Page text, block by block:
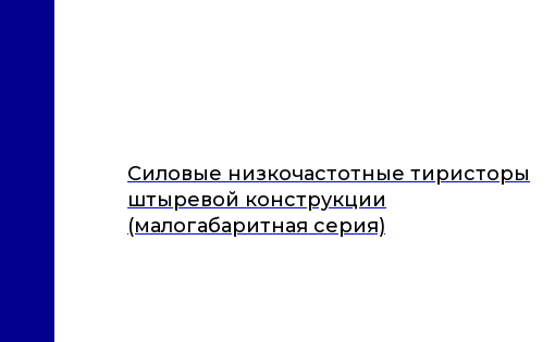
Силовые низкочастотные тиристоры
штыревой конструкции
(малогабаритная серия)